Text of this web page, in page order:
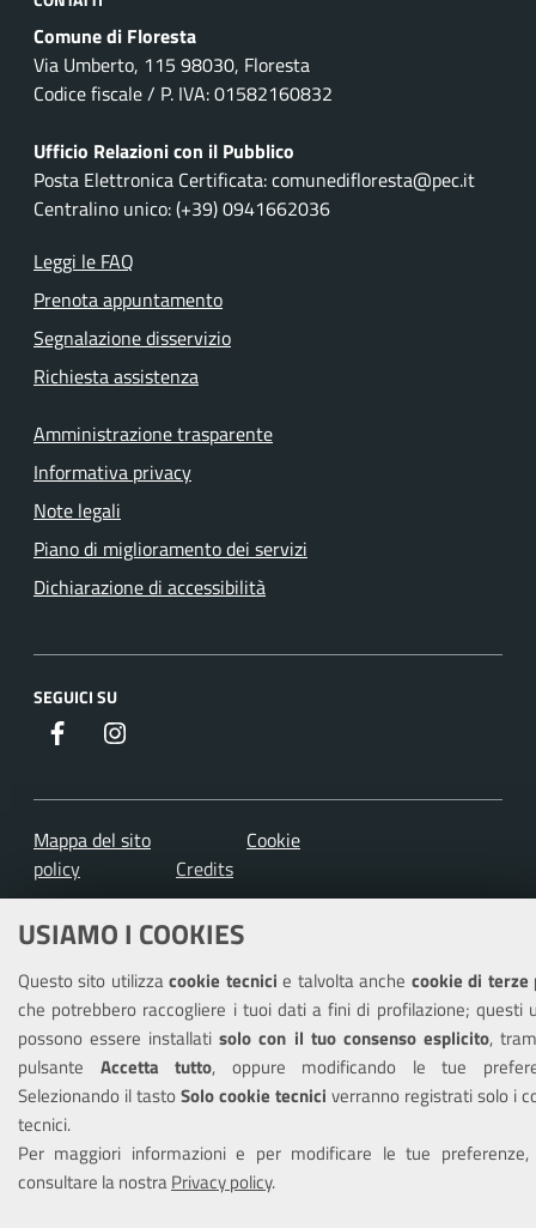
USIAMO I COOKIES
Questo sito utilizzacookie tecnicie talvolta anche cookie di terze
che potrebbero raccogliere i tuoi dati a fini di profilazione; questi
possono essere installatisolo con il tuo consenso esplicito,
pulsante Accetta tutto, oppure modificando le tue
Selezionando il tastoSolo cookie tecnici verranno registrati solo i
tecnici.
Per maggiori informazioni e per modificare le tue preferenze,
consultare la nostraPrivacy policy.
Comune di Floresta
Via Umberto, 115 98030, Floresta
Codice fiscale / P. IVA: 01582160832
Ufficio Relazioni con il Pubblico
Posta Elettronica Certificata: comunedifloresta@pec.it
Centralino unico: (+39) 0941662036
Leggi le FAQ
Prenota appuntamento
Segnalazione disservizio
Richiesta assistenza
Amministrazione trasparente
Informativa privacy
Note legali
Piano di miglioramento dei servizi
Dichiarazione di accessibilità
SEGUICI SU
Facebook
Mappa del sito
Cookie
policy
Credits